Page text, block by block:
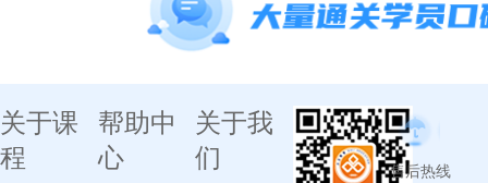
关于课
程
帮助中
心
关于我
们
售后热线